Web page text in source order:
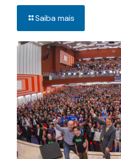
Saiba mais